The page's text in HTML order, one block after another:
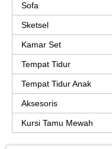
Sofa
Sketsel
Kamar Set
Tempat Tidur
Tempat Tidur Anak
Aksesoris
Kursi Tamu Mewah